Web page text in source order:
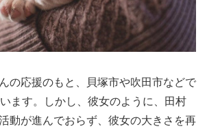
の応援のもと、貝塚市や吹田市などで
ます。しかし、彼女のように、田村
動が進んでおらず、彼女の大きさを再